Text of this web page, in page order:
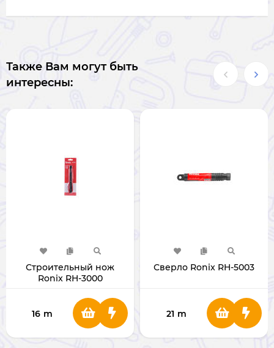
Также Вам могут быть
интересны:
Строительный нож
Ronix RH-3000
16 m
Сверло Ronix RH-5003
21 m